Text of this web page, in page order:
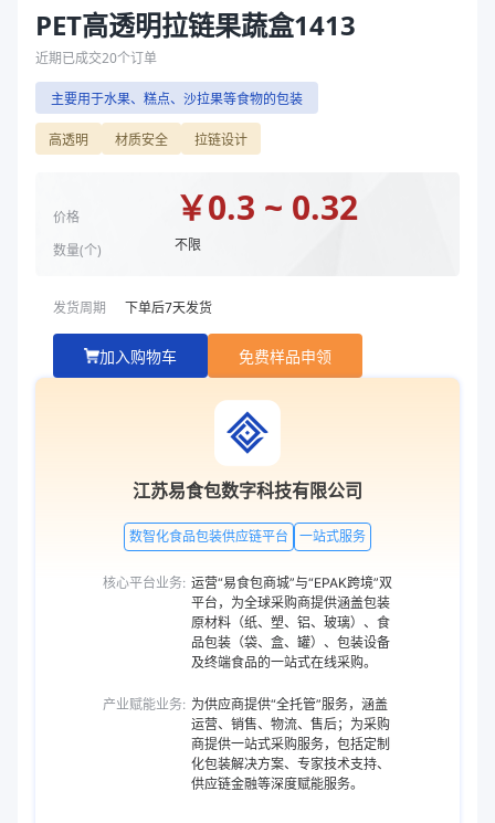
宽度（mm）
125
高度（mm）
40、53
透明
商品图片
PET高透明拉链果蔬盒1413
近期已成交20个订单
主要用于水果、糕点、沙拉果等食物的包装
高透明 材质安全 拉链设计
价格
数量(个)
￥0.3 ~ 0.32
不限
发货周期 下单后7天发货
加入购物车 免费样品申领
江苏易食包数字科技有限公司
数智化食品包装供应链平台 一站式服务
核心平台业务: 运营“易食包商城”与“EPAK跨境”双
平台，为全球采购商提供涵盖包装
原材料（纸、塑、铝、玻璃）、食
品包装（袋、盒、罐）、包装设备
及终端食品的一站式在线采购。
产业赋能业务: 为供应商提供“全托管”服务，涵盖
运营、销售、物流、售后；为采购
商提供一站式采购服务，包括定制
化包装解决方案、专家技术支持、
供应链金融等深度赋能服务。